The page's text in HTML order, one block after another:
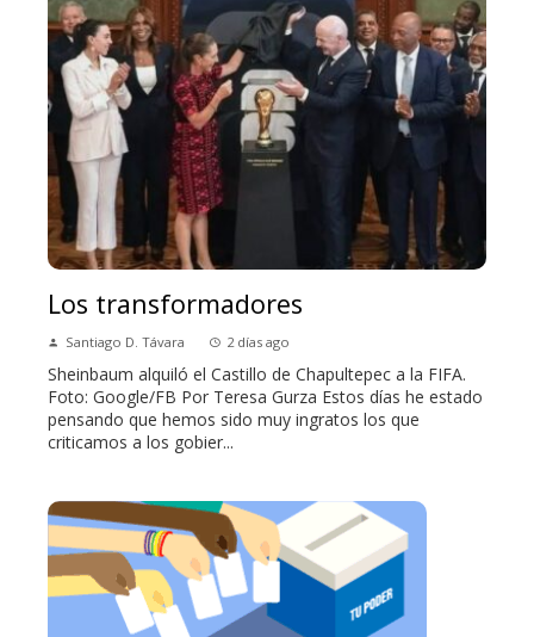
Los transformadores
Santiago D. Távara 2 días ago
Sheinbaum alquiló el Castillo de Chapultepec a la FIFA.
Foto: Google/FB Por Teresa Gurza Estos días he estado
pensando que hemos sido muy ingratos los que
criticamos a los gobier...